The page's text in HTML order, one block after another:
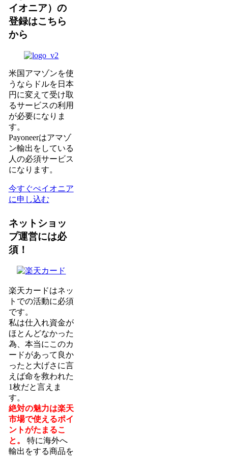
イオニア）の
登録はこちら
から
米国アマゾンを使
うならドルを日本
円に変えて受け取
るサービスの利用
が必要になりま
す。
Payoneerはアマゾ
ン輸出をしている
人の必須サービス
になります。
今すぐぺイオニア
に申し込む
ネットショッ
プ運営には必
須！
楽天カードはネッ
トでの活動に必須
です。
私は仕入れ資金が
ほとんどなかった
為、本当にこのカ
ードがあって良か
ったと大げさに言
えば命を救われた
1枚だと言えま
す。
絶対の魅力は楽天
市場で使えるポイ
ントがたまるこ
と。
特に海外へ
輸出をする商品を